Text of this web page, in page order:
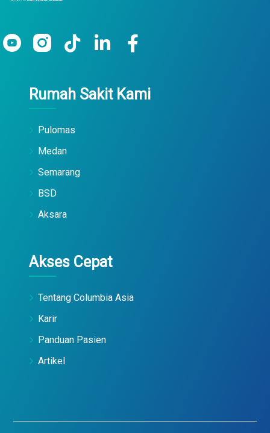
Rumah Sakit Kami
Pulomas
Medan
Semarang
BSD
Aksara
Akses Cepat
Tentang Columbia Asia
Karir
Panduan Pasien
Artikel